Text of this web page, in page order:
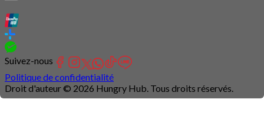
Suivez-nous
Politique de confidentialité
Droit d'auteur © 2026 Hungry Hub. Tous droits réservés.
Connection